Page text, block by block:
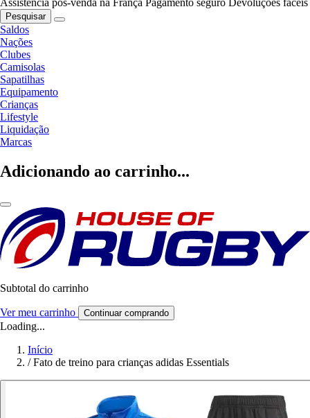
Assistência pós-venda na França Pagamento seguro Devoluções fáceis
Pesquisar
Saldos
Nações
Clubes
Camisolas
Sapatilhas
Equipamento
Crianças
Lifestyle
Liquidação
Marcas
Adicionando ao carrinho...
Subtotal do carrinho
Ver meu carrinho Continuar comprando
Loading...
Início
/ Fato de treino para crianças adidas Essentials